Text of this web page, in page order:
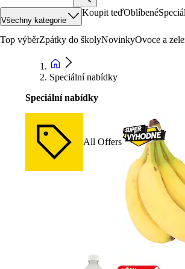
Všechny kategorie
Koupit teďOblíbené
Top výběrZpátky do školyNovinkyOvoce a
Speciální nabídky
Speciální nabídky
All Offers